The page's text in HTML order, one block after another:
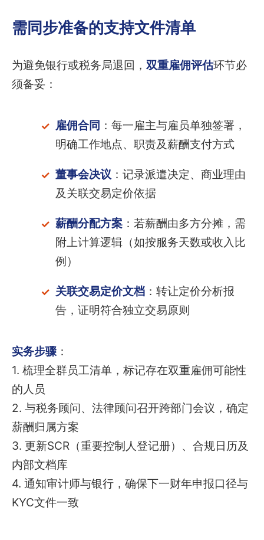
需同步准备的支持文件清单
为避免银行或税务局退回， 双重雇佣评估环节必
须备妥：
雇佣合同 ：每一雇主与雇员单独签署，
明确工作地点、职责及薪酬支付方式
董事会决议 ：记录派遣决定、商业理由
及关联交易定价依据
薪酬分配方案：若薪酬由多方分摊，需
附上计算逻辑（如按服务天数或收入比
例）
关联交易定价文档：转让定价分析报
告，证明符合独立交易原则
实务步骤：
1. 梳理全群员工清单，标记存在双重雇佣可能性
的人员
2. 与税务顾问、法律顾问召开跨部门会议，确定
薪酬归属方案
3. 更新SCR（重要控制人登记册）、合规日历及
内部文档库
4. 通知审计师与银行，确保下一财年申报口径与
KYC文件一致